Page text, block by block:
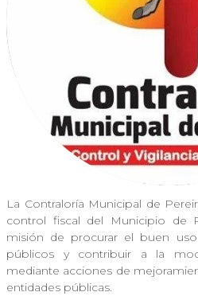
La Contraloría Municipal de
control fiscal del Municipio de
misión de procurar el buen
públicos y contribuir a la
mediante acciones de
entidades públicas.